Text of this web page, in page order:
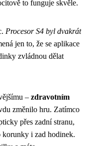
to funguje skvěle.
Procesor S4 byl dvakrát
jen to, že se aplikace
zvládnou dělat
– zdravotním
změnilo hru. Zatímco
přes zadní stranu,
korunky i zad hodinek.